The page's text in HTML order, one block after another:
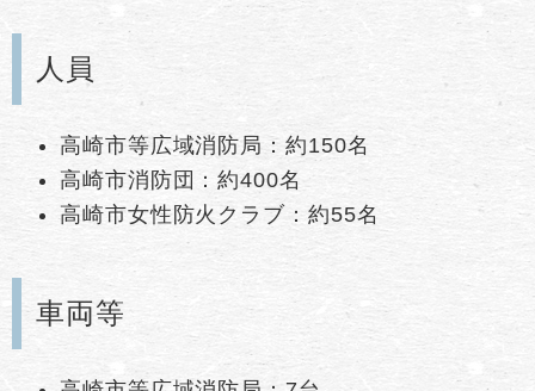
人員
高崎市等広域消防局：約150名
高崎市消防団：約400名
高崎市女性防火クラブ：約55名
車両等